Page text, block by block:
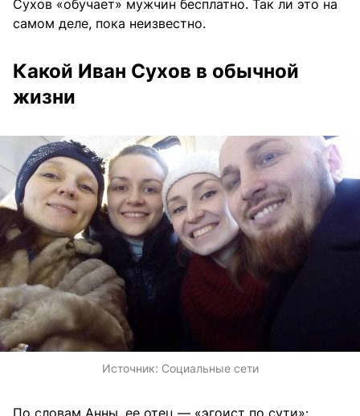
Сухов «обучает» мужчин бесплатно. Так ли это на
самом деле, пока неизвестно.
Какой Иван Сухов в обычной
жизни
Источник: Социальные сети
По словам Анны, ее отец — «эгоист по сути»: